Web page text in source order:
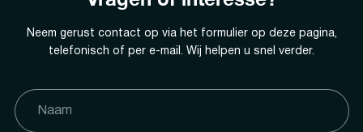
Neem gerust contact op via het formulier op deze pagina,
telefonisch of per e-mail. Wij helpen u snel verder.